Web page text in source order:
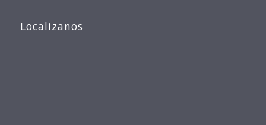
Localizanos